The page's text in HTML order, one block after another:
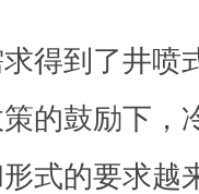
得到了井喷
的鼓励下，
式的要求越